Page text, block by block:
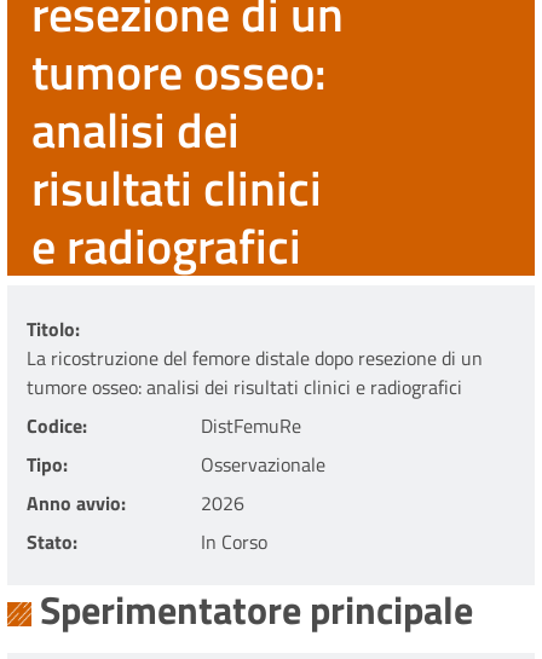
tumore osseo:
analisi dei
risultati clinici
e radiografici
Titolo
La ricostruzione del femore distale dopo resezione di un
tumore osseo: analisi dei risultati clinici e radiografici
Codice
DistFemuRe
Tipo
Osservazionale
Anno avvio
2026
Stato
In Corso
Sperimentatore principale